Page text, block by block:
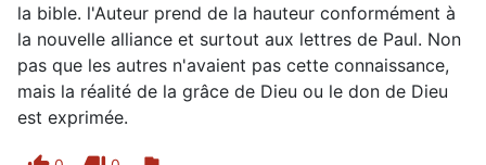
la bible. l'Auteur prend de la hauteur conformément à
la nouvelle alliance et surtout aux lettres de Paul. Non
pas que les autres n'avaient pas cette connaissance,
mais la réalité de la grâce de Dieu ou le don de Dieu
est exprimée.